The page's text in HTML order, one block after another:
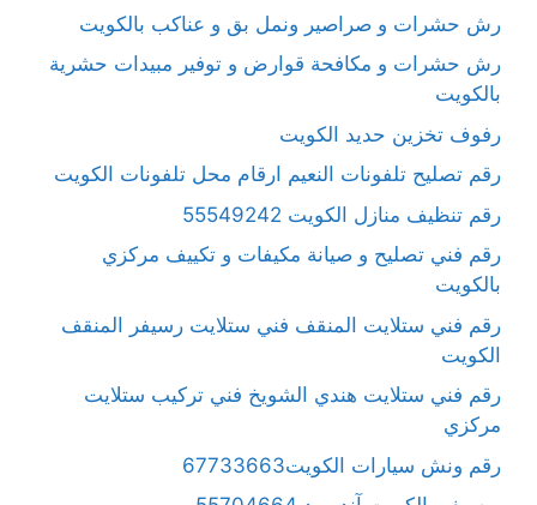
رش حشرات و صراصير ونمل بق و عناكب بالكويت
رش حشرات و مكافحة قوارض و توفير مبيدات حشرية
بالكويت
رفوف تخزين حديد الكويت
رقم تصليح تلفونات النعيم ارقام محل تلفونات الكويت
رقم تنظيف منازل الكويت 55549242
رقم فني تصليح و صيانة مكيفات و تكييف مركزي
بالكويت
رقم فني ستلايت المنقف فني ستلايت رسيفر المنقف
الكويت
رقم فني ستلايت هندي الشويخ فني تركيب ستلايت
مركزي
رقم ونش سيارات الكويت67733663